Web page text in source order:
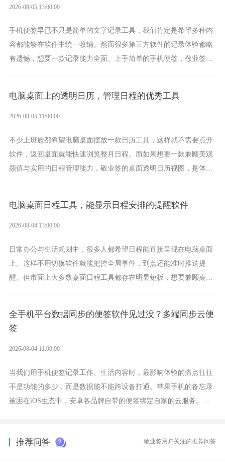
2026-08-05 13:00:00
手机便签早已不只是简单的文字记录工具，我们肯定是希望多种内
容都能够在软件中统一收纳。然而很多第三方软件的记录体验都略
有遗憾，想要一款记录能力全面、上手简单的手机便签，敬业签是
电脑桌面上的透明日历，管理日程的优秀工具
2026-08-05 11:00:00
不少上班族都希望电脑桌面摆放一款日历工具，这样就不需要点开
软件，返回桌面就能快速浏览整月日程。而如果想要一款兼顾美观
颜值与实用的日程管理能力，敬业签的桌面透明日历视图，是体验
电脑桌面日程工具，能显示日程安排的提醒软件
2026-08-04 13:00:00
日常办公与生活规划中，很多人都希望日程能直接呈现在电脑桌面
上。这样不用切换软件就能把控全局事件，到点还能准时推送提
醒。但市面上大多数桌面日程工具都存在明显短板，想要兼顾桌面
全手机平台数据同步的便签软件见过没？多端同步云便
签
2026-08-04 11:00:00
当我们用手机便签记录工作、生活内容时，最影响体验的痛点往往
不是功能的多少，而是数据能不能跨设备打通。苹果手机的备忘录
被困在iOS生态中，安卓各品牌自带的便签绑定自家的云服务。而
推荐问答 敬业签用户关注的推荐问答